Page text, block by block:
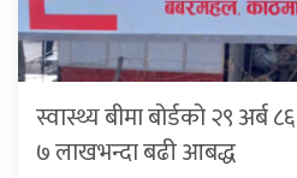
स्वास्थ्य बीमा बोर्डको २९ अर्ब
७ लाखभन्दा बढी आबद्ध